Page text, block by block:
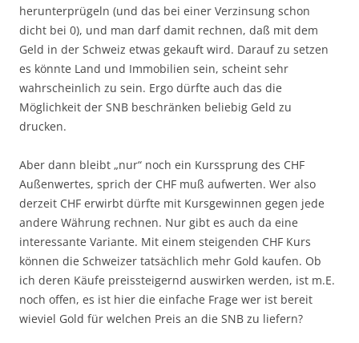
herunterprügeln (und das bei einer Verzinsung schon
dicht bei 0), und man darf damit rechnen, daß mit dem
Geld in der Schweiz etwas gekauft wird. Darauf zu setzen
es könnte Land und Immobilien sein, scheint sehr
wahrscheinlich zu sein. Ergo dürfte auch das die
Möglichkeit der SNB beschränken beliebig Geld zu
drucken.
Aber dann bleibt „nur“ noch ein Kurssprung des CHF
Außenwertes, sprich der CHF muß aufwerten. Wer also
derzeit CHF erwirbt dürfte mit Kursgewinnen gegen jede
andere Währung rechnen. Nur gibt es auch da eine
interessante Variante. Mit einem steigenden CHF Kurs
können die Schweizer tatsächlich mehr Gold kaufen. Ob
ich deren Käufe preissteigernd auswirken werden, ist m.E.
noch offen, es ist hier die einfache Frage wer ist bereit
wieviel Gold für welchen Preis an die SNB zu liefern?